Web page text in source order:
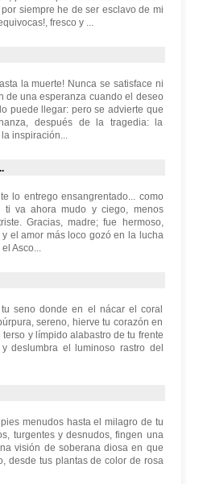
siempre he de ser esclavo de mi
fresco y ...
la muerte! Nunca se satisface ni
de una esperanza cuando el deseo
puede llegar: pero se advierte que
después de la tragedia: la
inspiración...
lo entrego ensangrentado... como
va ahora mudo y ciego, menos
Gracias, madre; fue hermoso,
el amor más loco gozó en la lucha
Asco...
seno donde en el nácar el coral
sereno, hierve tu corazón en
y límpido alabastro de tu frente
deslumbra el luminoso rastro del
menudos hasta el milagro de tu
turgentes y desnudos, fingen una
visión de soberana diosa en que
desde tus plantas de color de rosa